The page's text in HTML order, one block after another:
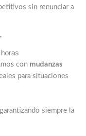
sin renunciar a
con mudanzas
para situaciones
siempre la